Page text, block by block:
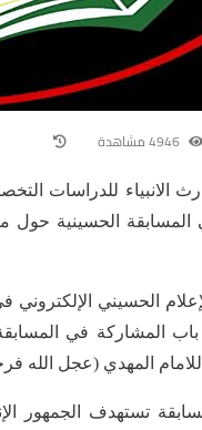
الانبياء للدراسات
الحسينية حول
الحسيني
المشاركة في المسابقة
المهدي (عجل الله
تستهدف الجمهور